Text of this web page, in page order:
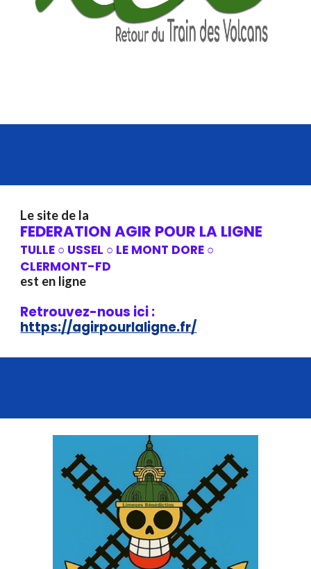
Le site de la
FEDERATION AGIR POUR LA LIGNE
TULLE ○ USSEL ○ LE MONT DORE ○
CLERMONT-FD
est en ligne
Retrouvez-nous ici :
https://agirpourlaligne.fr/